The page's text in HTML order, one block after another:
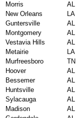
Morris
AL
New Orleans
LA
Guntersville
AL
Montgomery
AL
Vestavia Hills
AL
Metairie
LA
Murfreesboro
TN
Hoover
AL
Bessemer
AL
Huntsville
AL
Sylacauga
AL
Madison
AL